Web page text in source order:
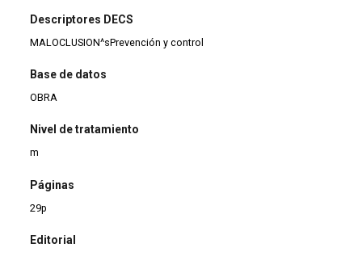
Descriptores DECS
MALOCLUSION^sPrevención y control
Base de datos
OBRA
Nivel de tratamiento
m
Páginas
29p
Editorial